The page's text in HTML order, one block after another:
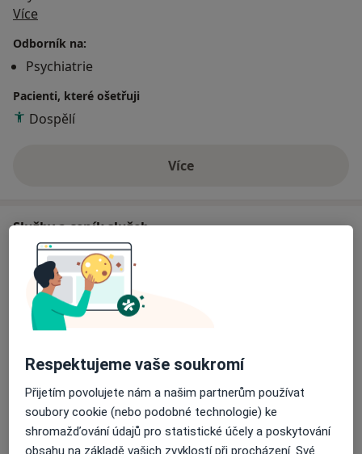
Více
Odborník na:
Psychiatrie
Pacienti, které ošetřuji
Dospělí
Víceo zkušenostech
Služby a ceník služeb
Psychologické konzultace
Detaily
Psychologické poradenství
Individuální psychoterapie
600 Kč Detaily
Partnerská psychoterapie
Respektujeme vaše soukromí
Přijetím povolujete nám a našim partnerům používat
soubory cookie (nebo podobné technologie) ke
shromažďování údajů pro statistické účely a poskytování
obsahu na základě vašich zvyklostí při procházení. Své